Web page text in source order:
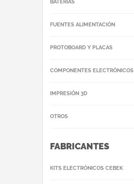
BATERIAS
FUENTES ALIMENTACIÓN
PROTOBOARD Y PLACAS
COMPONENTES ELECTRÓNICOS
IMPRESIÓN 3D
OTROS
FABRICANTES
KITS ELECTRÓNICOS CEBEK